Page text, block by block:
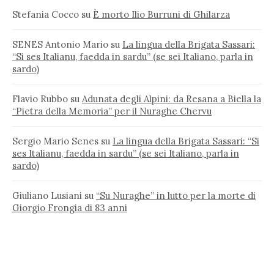
Stefania Cocco su È morto Ilio Burruni di Ghilarza
SENES Antonio Mario su La lingua della Brigata Sassari:
“Si ses Italianu, faedda in sardu” (se sei Italiano, parla in
sardo)
Flavio Rubbo su Adunata degli Alpini: da Resana a Biella la
“Pietra della Memoria” per il Nuraghe Chervu
Sergio Mario Senes su La lingua della Brigata Sassari: “Si
ses Italianu, faedda in sardu” (se sei Italiano, parla in
sardo)
Giuliano Lusiani su “Su Nuraghe” in lutto per la morte di
Giorgio Frongia di 83 anni